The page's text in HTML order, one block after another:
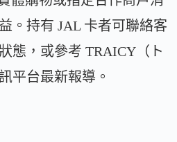
。持有 JAL 卡者可聯絡客
態，或參考 TRAICY（ト
平台最新報導。